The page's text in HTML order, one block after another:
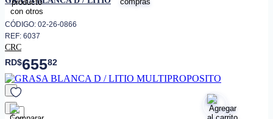
CÓDIGO: 02-26-0866
REF: 6037
CRC
RD$65582